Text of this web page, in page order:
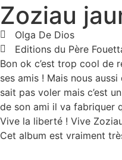
Zoziau
Olga De Dios
Editions du Père
Bon ok c’est trop cool de
ses amis ! Mais nous
sait pas voler mais c’est
de son ami il va fabriquer
Vive la liberté ! Vive
Cet album est vraiment